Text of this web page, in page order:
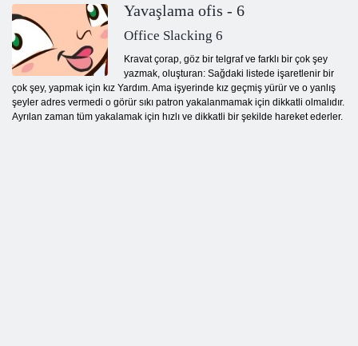
Yavaşlama ofis - 6
Office Slacking 6
Kravat çorap, göz bir telgraf ve farklı bir çok şey
yazmak, oluşturan: Sağdaki listede işaretlenir bir
çok şey, yapmak için kız Yardım. Ama işyerinde kız geçmiş yürür ve o yanlış
şeyler adres vermedi o görür sıkı patron yakalanmamak için dikkatli olmalıdır.
Ayrılan zaman tüm yakalamak için hızlı ve dikkatli bir şekilde hareket ederler.